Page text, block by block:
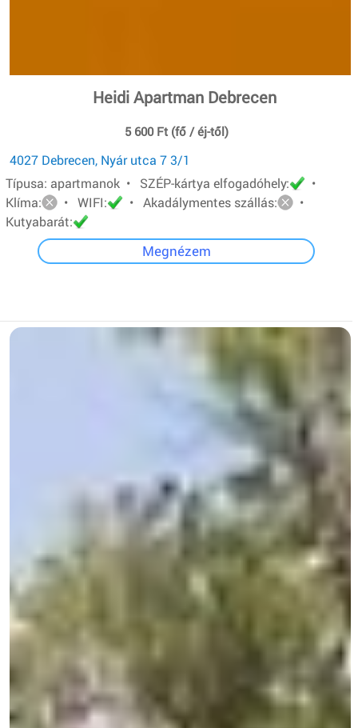
Heidi Apartman Debrecen
5 600 Ft (fő / éj-től)
4027 Debrecen, Nyár utca 7 3/1
Típusa: apartmanok • SZÉP-kártya elfogadóhely:
•
Klíma:
• WIFI: • Akadálymentes szállás:
•
Kutyabarát:
Megnézem